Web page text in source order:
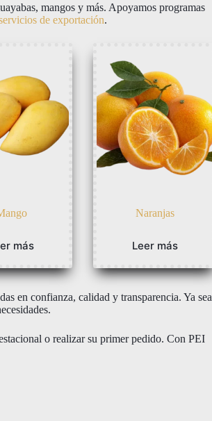
mangos y más. Apoyamos programas
de exportación.
más
Naranjas
Leer más
en confianza, calidad y transparencia. Ya sea
o realizar su primer pedido. Con PEI